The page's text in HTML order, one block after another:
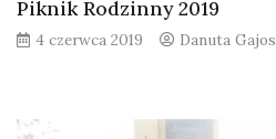
Piknik Rodzinny 2019
4 czerwca 2019 Danuta Gajos